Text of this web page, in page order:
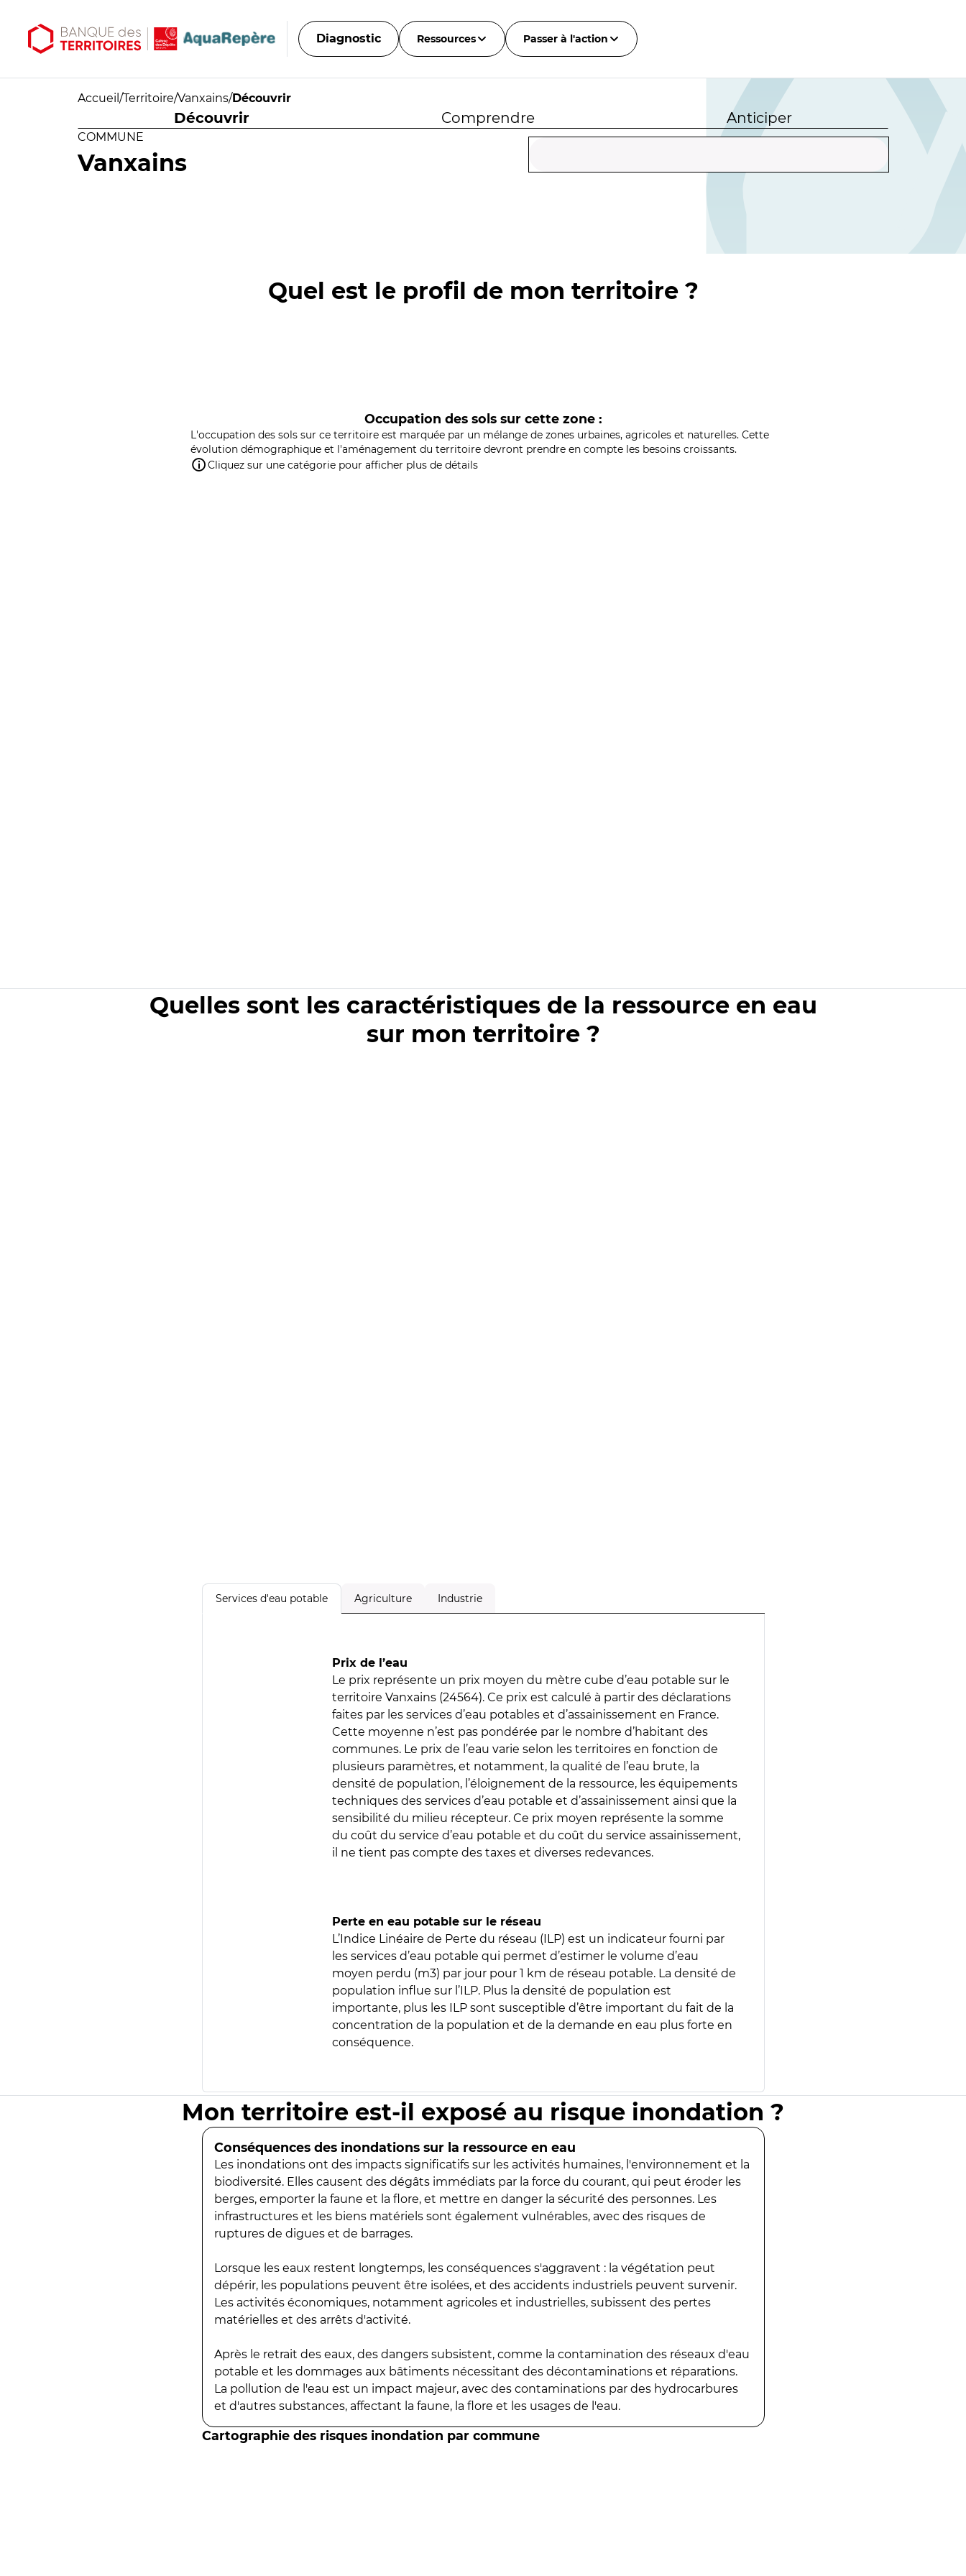
Diagnostic Ressources Passer à l'action
Accueil /Territoire/Vanxains/Découvrir
Découvrir Comprendre Anticiper
COMMUNE
Vanxains
Quel est le profil de mon territoire ?
Occupation des sols sur cette zone :
L'occupation des sols sur ce territoire est marquée par un mélange de zones urbaines, agricoles et naturelles. Cette
évolution démographique et l'aménagement du territoire devront prendre en compte les besoins croissants.
Cliquez sur une catégorie pour afficher plus de détails
Quelles sont les caractéristiques de la ressource en eau
sur mon territoire ?
Services d'eau potable Agriculture Industrie
Prix de l’eau
Le prix représente un prix moyen du mètre cube d’eau potable sur le
territoire Vanxains (24564). Ce prix est calculé à partir des déclarations
faites par les services d’eau potables et d’assainissement en France.
Cette moyenne n’est pas pondérée par le nombre d’habitant des
communes. Le prix de l’eau varie selon les territoires en fonction de
plusieurs paramètres, et notamment, la qualité de l’eau brute, la
densité de population, l’éloignement de la ressource, les équipements
techniques des services d’eau potable et d’assainissement ainsi que la
sensibilité du milieu récepteur. Ce prix moyen représente la somme
du coût du service d’eau potable et du coût du service assainissement,
il ne tient pas compte des taxes et diverses redevances.
Perte en eau potable sur le réseau
L’Indice Linéaire de Perte du réseau (ILP) est un indicateur fourni par
les services d’eau potable qui permet d’estimer le volume d’eau
moyen perdu (m3) par jour pour 1 km de réseau potable. La densité de
population influe sur l’ILP. Plus la densité de population est
importante, plus les ILP sont susceptible d’être important du fait de la
concentration de la population et de la demande en eau plus forte en
conséquence.
Mon territoire est-il exposé au risque inondation ?
Conséquences des inondations sur la ressource en eau
Les inondations ont des impacts significatifs sur les activités humaines, l'environnement et la
biodiversité. Elles causent des dégâts immédiats par la force du courant, qui peut éroder les
berges, emporter la faune et la flore, et mettre en danger la sécurité des personnes. Les
infrastructures et les biens matériels sont également vulnérables, avec des risques de
ruptures de digues et de barrages.
Lorsque les eaux restent longtemps, les conséquences s'aggravent : la végétation peut
dépérir, les populations peuvent être isolées, et des accidents industriels peuvent survenir.
Les activités économiques, notamment agricoles et industrielles, subissent des pertes
matérielles et des arrêts d'activité.
Après le retrait des eaux, des dangers subsistent, comme la contamination des réseaux d'eau
potable et les dommages aux bâtiments nécessitant des décontaminations et réparations.
La pollution de l'eau est un impact majeur, avec des contaminations par des hydrocarbures
et d'autres substances, affectant la faune, la flore et les usages de l'eau.
Cartographie des risques inondation par commune